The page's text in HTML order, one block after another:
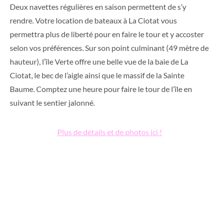
Deux navettes régulières en saison permettent de s’y
rendre. Votre location de bateaux à La Ciotat vous
permettra plus de liberté pour en faire le tour et y accoster
selon vos préférences. Sur son point culminant (49 mètre de
hauteur), l’île Verte offre une belle vue de la baie de La
Ciotat, le bec de l’aigle ainsi que le massif de la Sainte
Baume. Comptez une heure pour faire le tour de l’île en
suivant le sentier jalonné.
Plus de détails et de photos ici !